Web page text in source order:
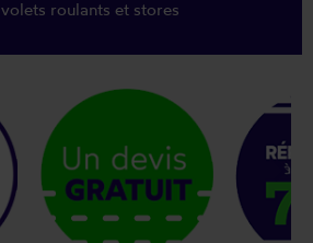
volets roulants et stores
keyboard_arrow_right